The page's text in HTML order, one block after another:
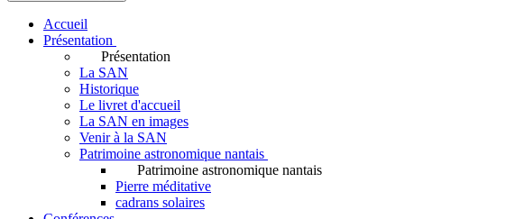
Accueil
Présentation
Présentation
La SAN
Historique
Le livret d'accueil
La SAN en images
Venir à la SAN
Patrimoine astronomique nantais
Patrimoine astronomique nantais
Pierre méditative
cadrans solaires